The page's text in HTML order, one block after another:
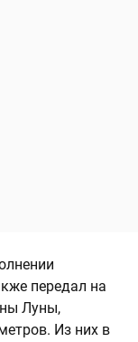
передал на
Луны,
Из них в